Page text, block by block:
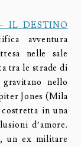
IL DESTINO
avventura
nelle sale
tra le strade di
nello
Jones (Mila
costretta in una
d’amore.
un ex militare